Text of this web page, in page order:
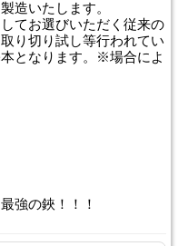
造いたします。
てお選びいただく従来の
り切り試し等行われてい
となります。※場合によ
強の鋏！！！